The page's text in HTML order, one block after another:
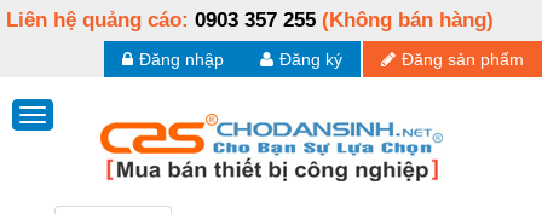
Liên hệ quảng cáo: 0903 357 255 (Không bán hàng)
Đăng sản phẩm
Đăng ký
Đăng nhập